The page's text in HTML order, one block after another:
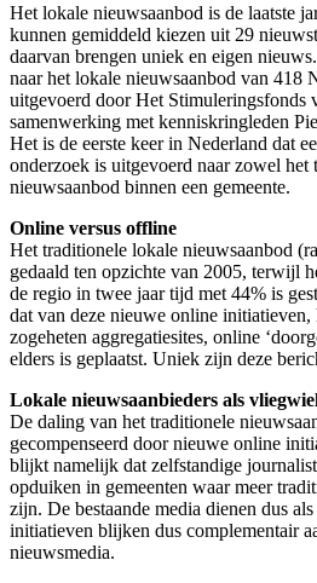
Het lokale nieuwsaanbod is de laatste
kunnen gemiddeld kiezen uit 29
daarvan brengen uniek en eigen
naar het lokale nieuwsaanbod van 418
uitgevoerd door Het Stimuleringsfonds
samenwerking met kenniskringleden
Het is de eerste keer in Nederland dat
onderzoek is uitgevoerd naar zowel het
nieuwsaanbod binnen een gemeente.
Online versus offline
Het traditionele lokale nieuwsaanbod
gedaald ten opzichte van 2005, terwijl
de regio in twee jaar tijd met 44% is
dat van deze nieuwe online initiatieven,
zogeheten aggregatiesites, online
elders is geplaatst. Uniek zijn deze
Lokale nieuwsaanbieders als
De daling van het traditionele
gecompenseerd door nieuwe online
blijkt namelijk dat zelfstandige
opduiken in gemeenten waar meer
zijn. De bestaande media dienen dus
initiatieven blijken dus complementair
nieuwsmedia.